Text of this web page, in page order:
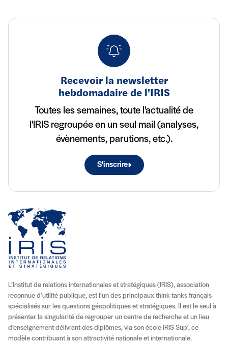
Recevoir la newsletter
hebdomadaire de l'IRIS
Toutes les semaines, toute l'actualité de
l'IRIS regroupée en un seul mail (analyses,
évènements, parutions, etc.).
S'inscrire
L’Institut de relations internationales et stratégiques (IRIS), association
reconnue d’utilité publique, est l’un des principaux think tanks français
spécialisés sur les questions géopolitiques et stratégiques. Il est le seul à
présenter la singularité de regrouper un centre de recherche et un lieu
d’enseignement délivrant des diplômes, via son école IRIS Sup’, ce
modèle contribuant à son attractivité nationale et internationale.